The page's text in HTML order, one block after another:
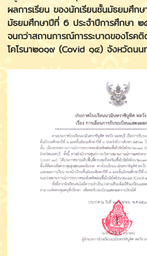
ผลการเรียน ของนักเรียนชั้นมัธยมศึก
มัธยมศึกษาปีที่ 6 ประจําปีการศึกษา
จนกว่าสถานการณ์การระบาดของโรคติ
โคโรนา๒o๑๙ (Covid ๑๔) จังหวัดนน